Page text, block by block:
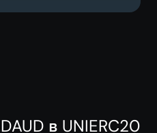
в UNIERC20